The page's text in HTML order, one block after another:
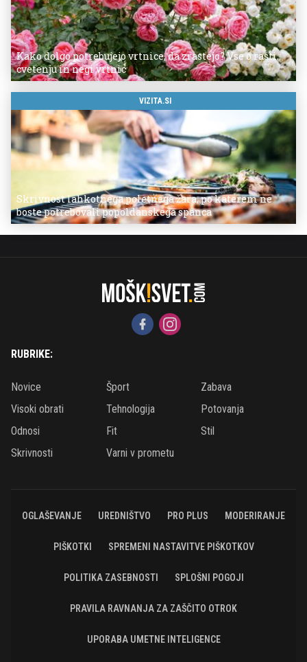
Kako dolgo potrebujejo vrtnice, da zrastejo? Vse o rasti,
cvetenju in negi vrtnic
VIZITA.SI
Skrivnost lahkotnega poletnega žara, po katerem ne
boste potrebovali popoldanskega spanca
RUBRIKE:
Novice Šport
Zabava
Visoki obrati
Tehnologija
Potovanja
Odnosi
Fit
Stil
Skrivnosti
Varni v prometu
OGLAŠEVANJE UREDNIŠTVO PRO PLUS MODERIRANJE
PIŠKOTKI SPREMENI NASTAVITVE PIŠKOTKOV
POLITIKA ZASEBNOSTI SPLOŠNI POGOJI
PRAVILA RAVNANJA ZA ZAŠČITO OTROK
UPORABA UMETNE INTELIGENCE